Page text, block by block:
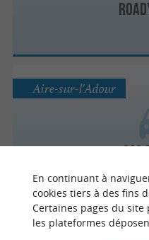
Aire-sur-l'Adour
Dax
En continuant à
cookies tiers à des fins
Certaines pages du site
les plateformes